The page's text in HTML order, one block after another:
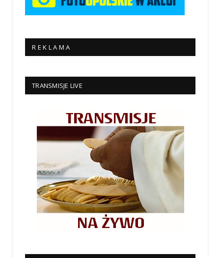
R E K L A M A
TRANSMISJE LIVE